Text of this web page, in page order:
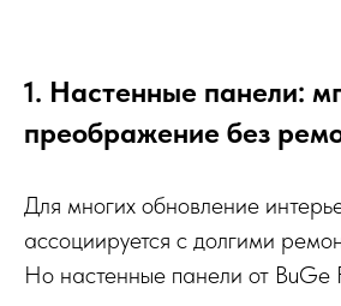
1. Настенные панели:
преображение без
Для многих обновление
ассоциируется с долгими
Но настенные панели от